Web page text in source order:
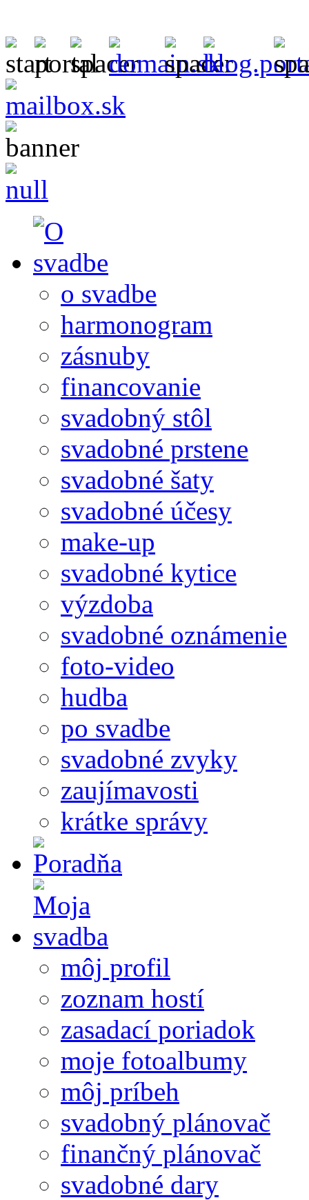
o svadbe
harmonogram
zásnuby
financovanie
svadobný stôl
svadobné prstene
svadobné šaty
svadobné účesy
make-up
svadobné kytice
výzdoba
svadobné oznámenie
foto-video
hudba
po svadbe
svadobné zvyky
zaujímavosti
krátke správy
môj profil
zoznam hostí
zasadací poriadok
moje fotoalbumy
môj príbeh
svadobný plánovač
finančný plánovač
svadobné dary